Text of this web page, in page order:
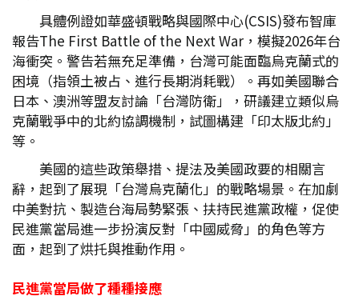
具體例證如華盛頓戰略與國際中心(CSIS)發布智庫
報告The First Battle of the Next War，模擬2026年台
海衝突。警告若無充足準備，台灣可能面臨烏克蘭式的
困境（指領土被占、進行長期消耗戰）。再如美國聯合
日本、澳洲等盟友討論「台灣防衛」，研議建立類似烏
克蘭戰爭中的北約協調機制，試圖構建「印太版北約」
等。
美國的這些政策舉措、提法及美國政要的相關言
辭，起到了展現「台灣烏克蘭化」的戰略場景。在加劇
中美對抗、製造台海局勢緊張、扶持民進黨政權，促使
民進黨當局進一步扮演反對「中國威脅」的角色等方
面，起到了烘托與推動作用。
民進黨當局做了種種接應